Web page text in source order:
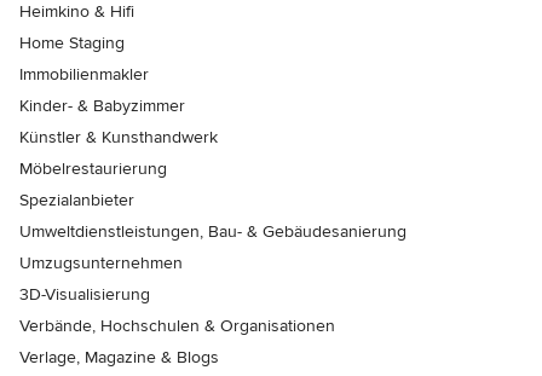
Heimkino & Hifi
Home Staging
Immobilienmakler
Kinder- & Babyzimmer
Künstler & Kunsthandwerk
Möbelrestaurierung
Spezialanbieter
Umweltdienstleistungen, Bau- & Gebäudesanierung
Umzugsunternehmen
3D-Visualisierung
Verbände, Hochschulen & Organisationen
Verlage, Magazine & Blogs